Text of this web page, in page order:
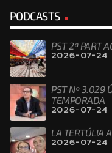
PODCASTS
PST 2ª PART
2026-07-24
PST Nº 3.029
TEMPORADA
2026-07-24
LA TERTÚLIA
2026-07-24